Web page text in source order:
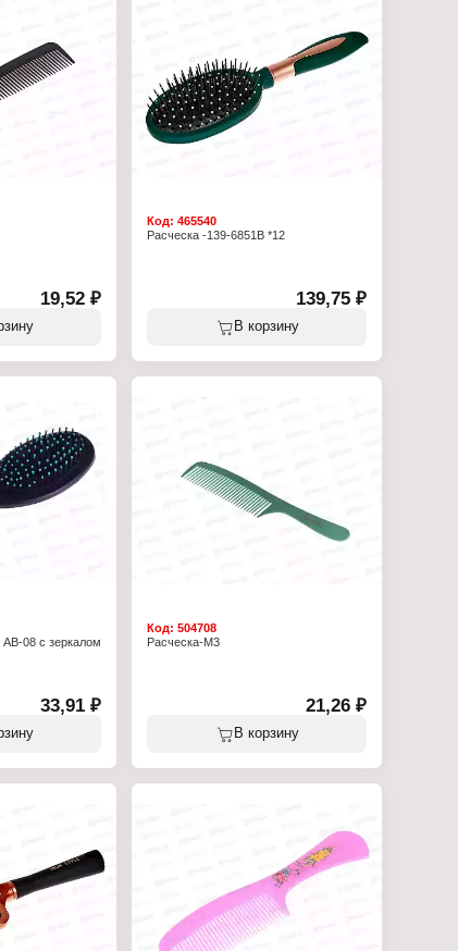
Назначение: для расчесывания волос
Форма щетки: овальная
Материал (состав): металл, пластмасса,
резина
Количество предметов: 1шт
19,52 ₽
Код:465540
Расческа -139-6851В *12
139,75 ₽
В корзину
08 с зеркалом
33,91 ₽
Код:504708
Расческа-М3
21,26 ₽
В корзину